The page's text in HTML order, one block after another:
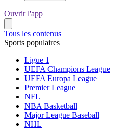
Ouvrir l'app
Tous les contenus
Sports populaires
Ligue 1
UEFA Champions League
UEFA Europa League
Premier League
NFL
NBA Basketball
Major League Baseball
NHL